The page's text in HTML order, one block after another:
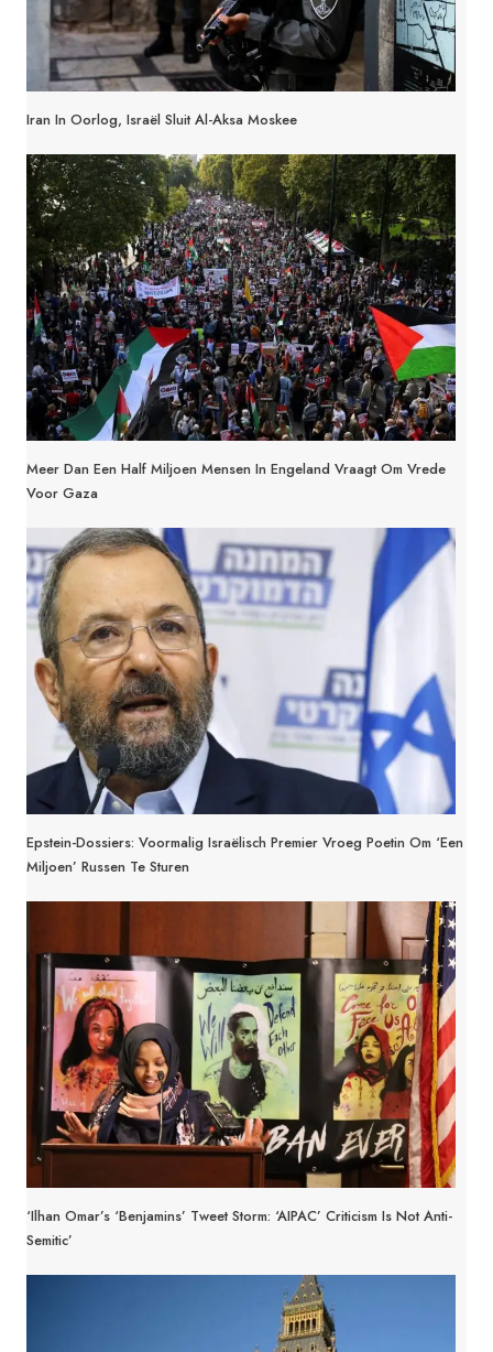
Iran In Oorlog, Israël Sluit Al-Aksa Moskee
Meer Dan Een Half Miljoen Mensen In Engeland Vraagt Om Vrede
Voor Gaza
Epstein-Dossiers: Voormalig Israëlisch Premier Vroeg Poetin Om ‘een
Miljoen’ Russen Te Sturen
‘Ilhan Omar’s ‘Benjamins’ Tweet Storm: ‘AIPAC’ Criticism Is Not Anti-
Semitic’